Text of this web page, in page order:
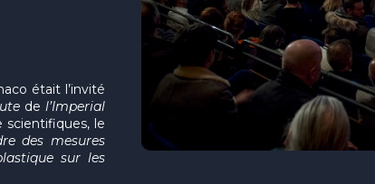
était l’invité
de l’Imperial
scientifiques, le
des mesures
sur les